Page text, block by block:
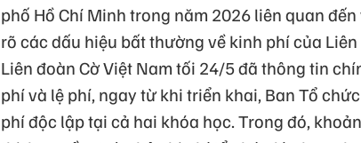
phố Hồ Chí Minh trong năm 2026 liên quan
rõ các dấu hiệu bất thường về kinh phí của
Liên đoàn Cờ Việt Nam tối 24/5 đã thông tin
phí và lệ phí, ngay từ khi triển khai, Ban Tổ
phí độc lập tại cả hai khóa học. Trong đó,